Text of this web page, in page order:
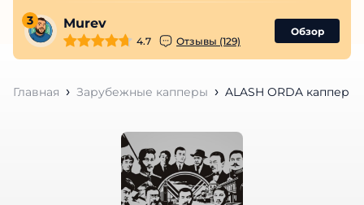
3 Murev
4.7 Отзывы (129)
Обзор
Главная Зарубежные капперы ALASH ORDA каппер